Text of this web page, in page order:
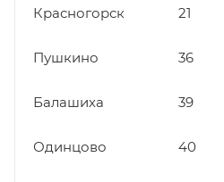
Красногорск 21
Пушкино 36
Балашиха 39
Одинцово 40